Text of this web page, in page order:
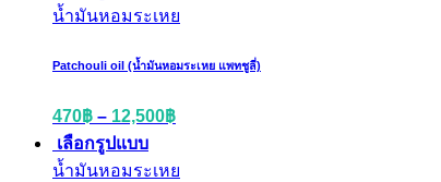
น้ำมันหอมระเหย
Patchouli oil (น้ำมันหอมระเหย แพทชูลี่)
470฿ – 12,500฿
เลือกรูปแบบ
น้ำมันหอมระเหย